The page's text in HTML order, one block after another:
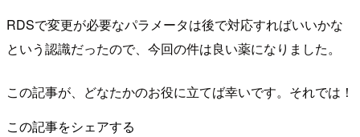
RDSで変更が必要なパラメータは後で対応すればいいかな
という認識だったので、今回の件は良い薬になりました。
この記事が、どなたかのお役に立てば幸いです。それでは！
この記事をシェアする